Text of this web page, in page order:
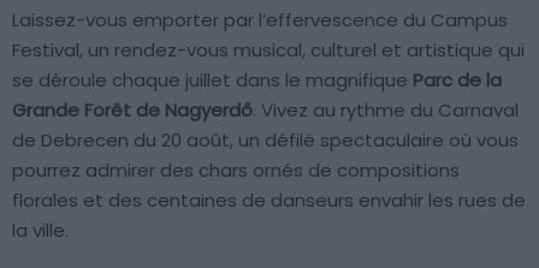
Laissez-vous emporter par l’effervescence du Campus
Festival, un rendez-vous musical, culturel et artistique qui
se déroule chaque juillet dans le magnifique Parc de la
Grande Forêt de Nagyerdő. Vivez au rythme du Carnaval
de Debrecen du 20 août, un défilé spectaculaire où vous
pourrez admirer des chars ornés de compositions
florales et des centaines de danseurs envahir les rues de
la ville.